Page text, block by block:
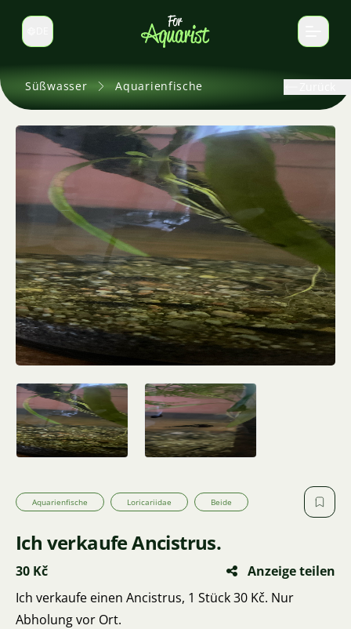
Sprache wechseln
Süßwasser Aquarienfische
Aquarienfische Loricariidae Beide
Ich verkaufe Ancistrus.
30 Kč
Anzeige teilen
Ich verkaufe einen Ancistrus, 1 Stück 30 Kč. Nur
Abholung vor Ort.